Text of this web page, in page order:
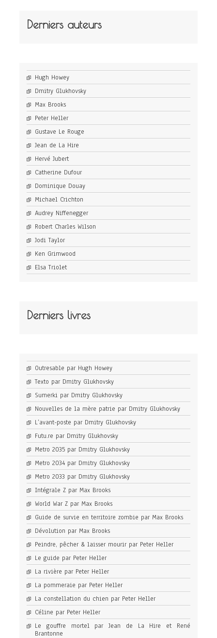
Derniers auteurs
Hugh Howey
Dmitry Glukhovsky
Max Brooks
Peter Heller
Gustave Le Rouge
Jean de La Hire
Hervé Jubert
Catherine Dufour
Dominique Douay
Michael Crichton
Audrey Niffenegger
Robert Charles Wilson
Jodi Taylor
Ken Grimwood
Elsa Triolet
Derniers livres
Outresable par Hugh Howey
Texto par Dmitry Glukhovsky
Sumerki par Dmitry Glukhovsky
Nouvelles de la mère patrie par Dmitry Glukhovsky
L’avant-poste par Dmitry Glukhovsky
Futu.re par Dmitry Glukhovsky
Metro 2035 par Dmitry Glukhovsky
Metro 2034 par Dmitry Glukhovsky
Metro 2033 par Dmitry Glukhovsky
Intégrale Z par Max Brooks
World War Z par Max Brooks
Guide de survie en territoire zombie par Max Brooks
Dévolution par Max Brooks
Peindre, pêcher & laisser mourir par Peter Heller
Le guide par Peter Heller
La rivière par Peter Heller
La pommeraie par Peter Heller
La constellation du chien par Peter Heller
Céline par Peter Heller
Le gouffre mortel par Jean de La Hire et René
Brantonne